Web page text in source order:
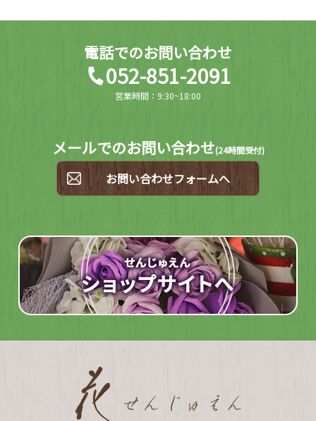
電話でのお問い合わせ
052-851-2091
営業時間：9:30~18:00
メールでのお問い合わせ(24時間受付)
お問い合わせフォームへ